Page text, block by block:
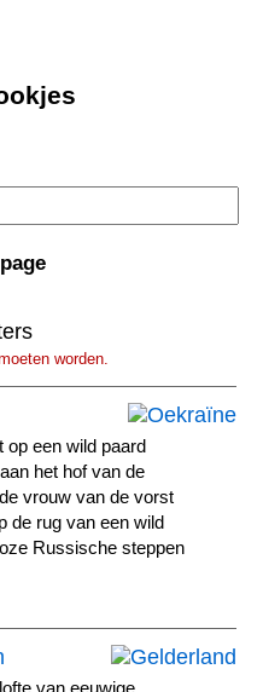
page
worden.
op een wild paard
het hof van de
vrouw van de vorst
de rug van een wild
Russische steppen